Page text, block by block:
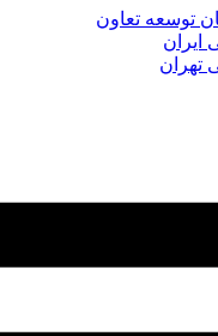
توسعه تعاون
ایران
تهران